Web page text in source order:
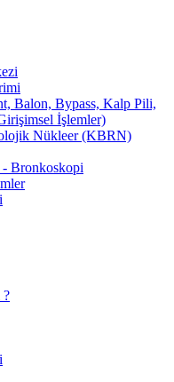
Balon, Bypass, Kalp Pili,
İşlemler)
Nükleer (KBRN)
Bronkoskopi
?